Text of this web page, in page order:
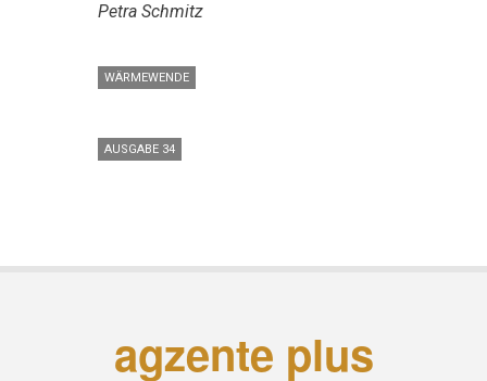
Petra Schmitz
WÄRMEWENDE
AUSGABE 34
agzente plus